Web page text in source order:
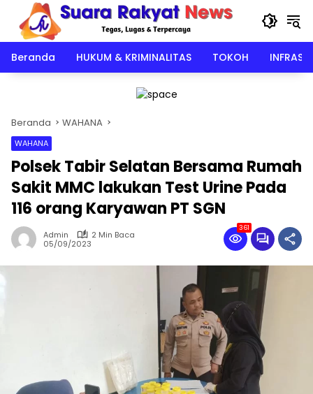
Langsung
konten
Beranda
HUKUM & KRIMINALITAS TOKOH
Beranda WAHANA
WAHANA
Polsek Tabir Selatan Bersama Rumah
Sakit MMC lakukan Test Urine Pada
116 orang Karyawan PT SGN
Admin
2 Min Baca
05/09/2023
361